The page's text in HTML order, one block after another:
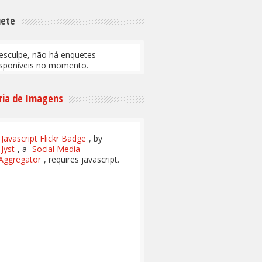
não há enquetes
no momento.
de Imagens
Javascript Flickr Badge , by
Jyst , a Social Media
, requires javascript.